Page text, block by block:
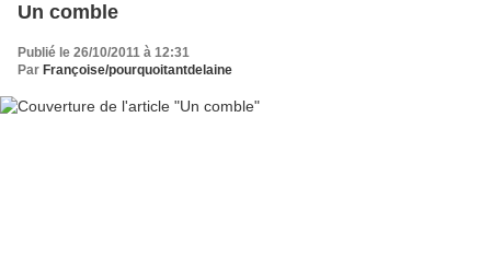
Un comble
Publié le 26/10/2011 à 12:31
Par Françoise/pourquoitantdelaine